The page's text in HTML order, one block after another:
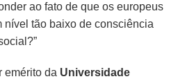
ao fato de que os europeus
nível tão baixo de consciência
emérito da Universidade